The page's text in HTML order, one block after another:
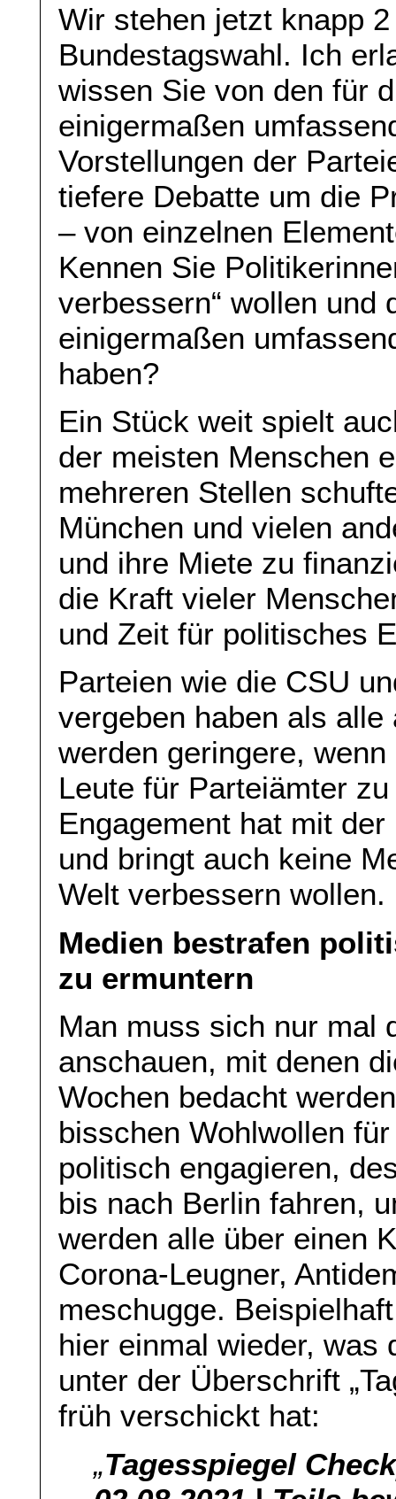
Wir stehen jetzt knapp
Bundestagswahl. Ich
wissen Sie von den für
einigermaßen
Vorstellungen der
tiefere Debatte um die
– von einzelnen
Kennen Sie
verbessern“ wollen und
einigermaßen
haben?
Ein Stück weit spielt
der meisten Menschen
mehreren Stellen
München und vielen
und ihre Miete zu
die Kraft vieler
und Zeit für politisches
Parteien wie die CSU
vergeben haben als
werden geringere,
Leute für Parteiämter
Engagement hat mit
und bringt auch keine
Welt verbessern wollen.
Medien bestrafen
zu ermuntern
Man muss sich nur mal
anschauen, mit denen
Wochen bedacht
bisschen Wohlwollen
politisch engagieren,
bis nach Berlin fahren,
werden alle über einen
Corona-Leugner,
meschugge.
hier einmal wieder, was
unter der Überschrift
früh verschickt hat:
„Tagesspiegel